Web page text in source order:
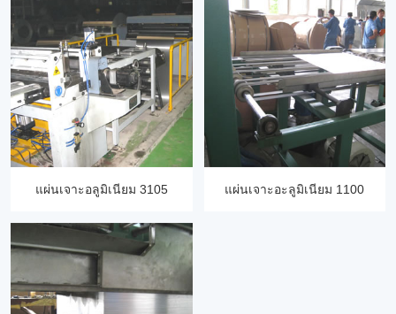
แผ่นเจาะอลูมิเนียม 3105 แผ่นเจาะอะลูมิเนียม 1100